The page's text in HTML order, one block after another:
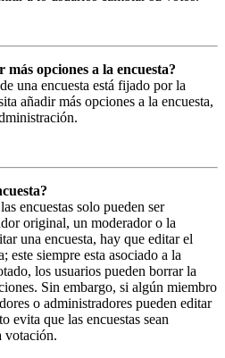
opciones a la encuesta?
una encuesta está fijado por la
añadir más opciones a la encuesta,
encuestas solo pueden ser
original, un moderador o la
una encuesta, hay que editar el
este siempre esta asociado a la
los usuarios pueden borrar la
Sin embargo, si algún miembro
o administradores pueden editar
evita que las encuestas sean
votación.